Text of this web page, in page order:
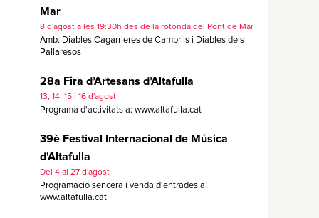
Mar
8 d'agost a les 19:30h des de la rotonda del Pont de Mar
Amb: Diables Cagarrieres de Cambrils i Diables dels
Pallaresos
28a Fira d’Artesans d’Altafulla
13, 14, 15 i 16 d'agost
Programa d'activitats a: www.altafulla.cat
39è Festival Internacional de Música
d'Altafulla
Del 4 al 27 d'agost
Programació sencera i venda d'entrades a:
www.altafulla.cat